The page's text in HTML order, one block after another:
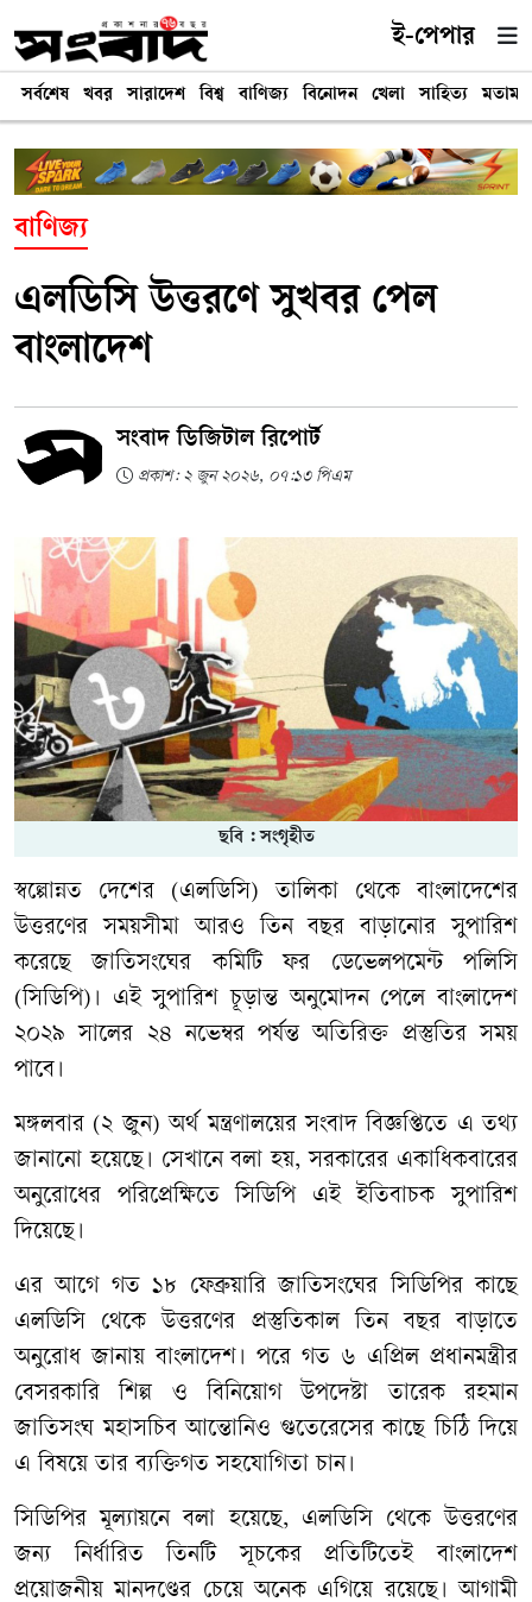
ই-পেপার
সর্বশেষ খবর সারাদেশ বিশ্ব বাণিজ্য বিনোদন খেলা সাহিত্য মতামত
বাণিজ্য
এলডিসি উত্তরণে সুখবর পেল
বাংলাদেশ
সংবাদ ডিজিটাল রিপোর্ট
প্রকাশ: ২ জুন ২০২৬, ০৭:১৩ পিএম
ছবি : সংগৃহীত
স্বল্পোন্নত দেশের (এলডিসি) তালিকা থেকে বাংলাদেশের
উত্তরণের সময়সীমা আরও তিন বছর বাড়ানোর সুপারিশ
করেছে জাতিসংঘের কমিটি ফর ডেভেলপমেন্ট পলিসি
(সিডিপি)। এই সুপারিশ চূড়ান্ত অনুমোদন পেলে বাংলাদেশ
২০২৯ সালের ২৪ নভেম্বর পর্যন্ত অতিরিক্ত প্রস্তুতির সময়
পাবে।
মঙ্গলবার (২ জুন) অর্থ মন্ত্রণালয়ের সংবাদ বিজ্ঞপ্তিতে এ তথ্য
জানানো হয়েছে। সেখানে বলা হয়, সরকারের একাধিকবারের
অনুরোধের পরিপ্রেক্ষিতে সিডিপি এই ইতিবাচক সুপারিশ
দিয়েছে।
এর আগে গত ১৮ ফেব্রুয়ারি জাতিসংঘের সিডিপির কাছে
এলডিসি থেকে উত্তরণের প্রস্তুতিকাল তিন বছর বাড়াতে
অনুরোধ জানায় বাংলাদেশ। পরে গত ৬ এপ্রিল প্রধানমন্ত্রীর
বেসরকারি শিল্প ও বিনিয়োগ উপদেষ্টা তারেক রহমান
জাতিসংঘ মহাসচিব আন্তোনিও গুতেরেসের কাছে চিঠি দিয়ে
এ বিষয়ে তার ব্যক্তিগত সহযোগিতা চান।
সিডিপির মূল্যায়নে বলা হয়েছে, এলডিসি থেকে উত্তরণের
জন্য নির্ধারিত তিনটি সূচকের প্রতিটিতেই বাংলাদেশ
প্রয়োজনীয় মানদণ্ডের চেয়ে অনেক এগিয়ে রয়েছে। আগামী